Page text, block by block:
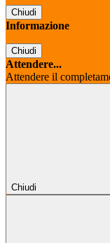
Chiudi
Informazione
Chiudi
Attendere...
Attendere il
Chiudi